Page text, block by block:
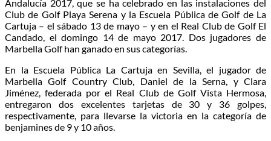
Andalucía 2017, que se ha celebrado en las instalaciones del
Club de Golf Playa Serena y la Escuela Pública de Golf de La
Cartuja – el sábado 13 de mayo – y en el Real Club de Golf El
Candado, el domingo 14 de mayo 2017. Dos jugadores de
Marbella Golf han ganado en sus categorías.
En la Escuela Pública La Cartuja en Sevilla, el jugador de
Marbella Golf Country Club, Daniel de la Serna, y Clara
Jiménez, federada por el Real Club de Golf Vista Hermosa,
entregaron dos excelentes tarjetas de 30 y 36 golpes,
respectivamente, para llevarse la victoria en la categoría de
benjamines de 9 y 10 años.